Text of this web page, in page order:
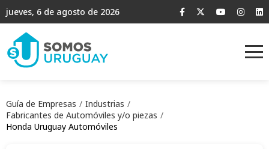
jueves, 6 de agosto de 2026
Guía de Empresas
Industrias
Fabricantes de Automóviles y/o piezas
Honda Uruguay Automóviles